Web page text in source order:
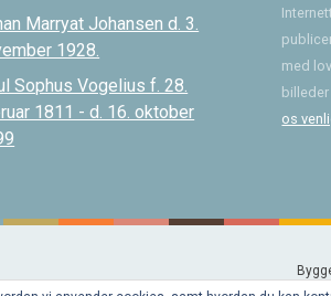
Marryat Johansen d. 3.
1928.
Sophus Vogelius f. 28.
1811 - d. 16. oktober
med
os